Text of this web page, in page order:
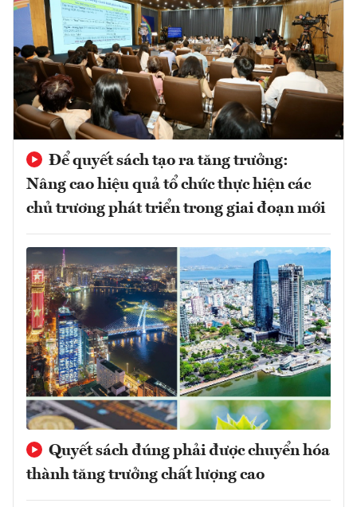
Để quyết sách tạo ra tăng trưởng:
Nâng cao hiệu quả tổ chức thực hiện các
chủ trương phát triển trong giai đoạn mới
Quyết sách đúng phải được chuyển hóa
thành tăng trưởng chất lượng cao